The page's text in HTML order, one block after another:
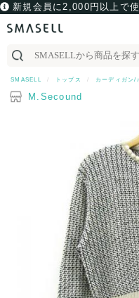
新規会員に2,000円以上で
SMASELL トップス カーディガン/
M.Secound